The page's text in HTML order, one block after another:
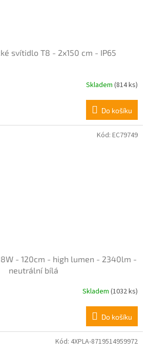
svítidlo T8 - 2x150 cm - IP65
Skladem (814 ks)
Do košíku
- 120cm - high lumen - 2340lm -
neutrální bílá
Skladem(1032 ks)
Do košíku
Kód: EC79749
Kód: 4XPLA-8719514959972